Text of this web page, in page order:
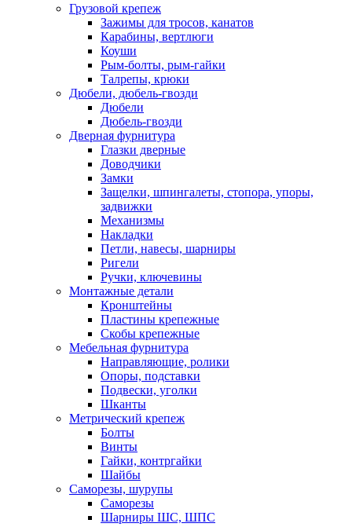
Грузовой крепеж
Зажимы для тросов, канатов
Карабины, вертлюги
Коуши
Рым-болты, рым-гайки
Талрепы, крюки
Дюбели, дюбель-гвозди
Дюбели
Дюбель-гвозди
Дверная фурнитура
Глазки дверные
Доводчики
Замки
Защелки, шпингалеты, стопора, упоры,
задвижки
Механизмы
Накладки
Петли, навесы, шарниры
Ригели
Ручки, ключевины
Монтажные детали
Кронштейны
Пластины крепежные
Скобы крепежные
Мебельная фурнитура
Направляющие, ролики
Опоры, подставки
Подвески, уголки
Шканты
Метрический крепеж
Болты
Винты
Гайки, контргайки
Шайбы
Саморезы, шурупы
Саморезы
Шарниры ШС, ШПС